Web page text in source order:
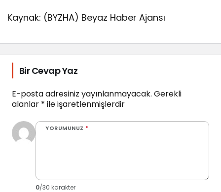
Kaynak: (BYZHA) Beyaz Haber Ajansı
Bir Cevap Yaz
E-posta adresiniz yayınlanmayacak. Gerekli
alanlar * ile işaretlenmişlerdir
YORUMUNUZ *
0/30 karakter